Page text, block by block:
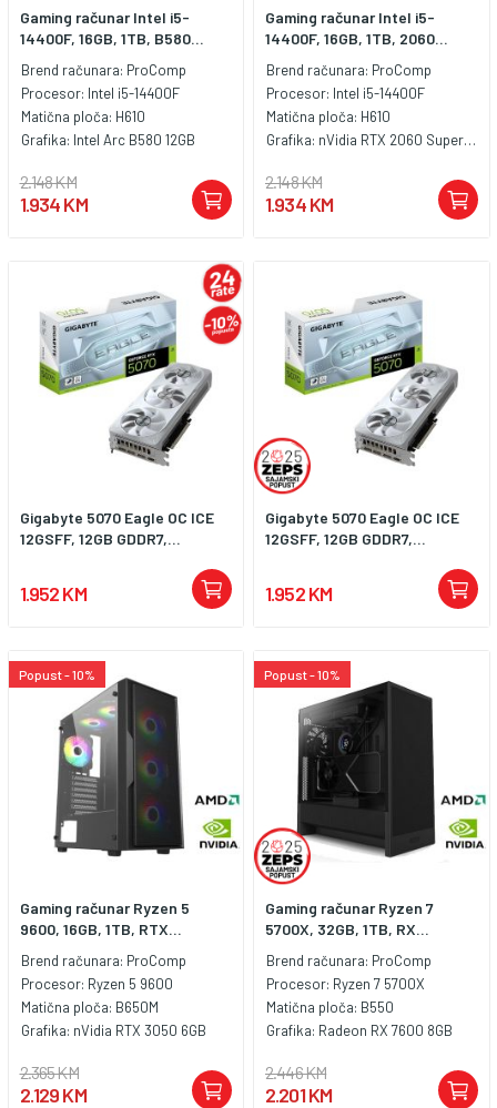
Gaming računar Intel i5-
14400F, 16GB, 1TB, B580...
Brend računara: ProComp
Procesor: Intel i5-14400F
Matična ploča: H610
Grafika: Intel Arc B580 12GB
2.148 KM
1.934 KM
Gaming računar Intel i5-
14400F, 16GB, 1TB, 2060...
Brend računara: ProComp
Procesor: Intel i5-14400F
Matična ploča: H610
Grafika: nVidia RTX 2060 Super 8GB
2.148 KM
1.934 KM
Gigabyte 5070 Eagle OC ICE
12GSFF, 12GB GDDR7,...
1.952 KM
Gigabyte 5070 Eagle OC ICE
12GSFF, 12GB GDDR7,...
1.952 KM
Popust - 10%
Gaming računar Ryzen 5
9600, 16GB, 1TB, RTX...
Brend računara: ProComp
Procesor: Ryzen 5 9600
Matična ploča: B650M
Grafika: nVidia RTX 3050 6GB
2.365 KM
2.129 KM
Popust - 10%
Gaming računar Ryzen 7
5700X, 32GB, 1TB, RX...
Brend računara: ProComp
Procesor: Ryzen 7 5700X
Matična ploča: B550
Grafika: Radeon RX 7600 8GB
2.446 KM
2.201 KM